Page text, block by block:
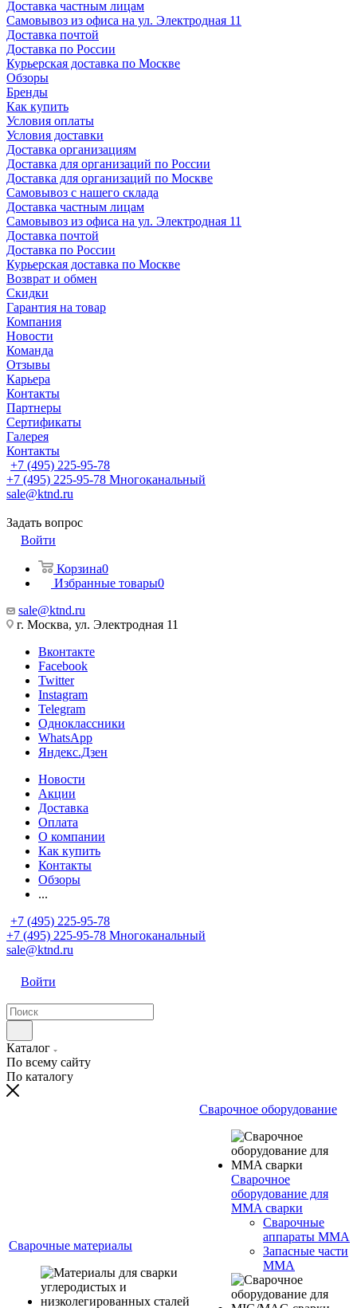
Доставка частным лицам
Самовывоз из офиса на ул. Электродная 11
Доставка почтой
Доставка по России
Курьерская доставка по Москве
Обзоры
Бренды
Как купить
Условия оплаты
Условия доставки
Доставка организациям
Доставка для организаций по России
Доставка для организаций по Москве
Самовывоз с нашего склада
Доставка частным лицам
Самовывоз из офиса на ул. Электродная 11
Доставка почтой
Доставка по России
Курьерская доставка по Москве
Возврат и обмен
Скидки
Гарантия на товар
Компания
Новости
Команда
Отзывы
Карьера
Контакты
Партнеры
Сертификаты
Галерея
Контакты
+7 (495) 225-95-78
+7 (495) 225-95-78 Многоканальный
sale@ktnd.ru
Задать вопрос
Войти
Корзина0
Избранные товары0
sale@ktnd.ru
г. Москва, ул. Электродная 11
Вконтакте
Facebook
Twitter
Instagram
Telegram
Одноклассники
WhatsApp
Яндекс.Дзен
Новости
Акции
Доставка
Оплата
О компании
Как купить
Контакты
Обзоры
...
+7 (495) 225-95-78
+7 (495) 225-95-78 Многоканальный
sale@ktnd.ru
Войти
Каталог
По всему сайту
По каталогу
Сварочные материалы
Сварочное оборудование
Сварочное
оборудование для
MMA сварки
Сварочные
аппараты MMA
Запасные части
MMA